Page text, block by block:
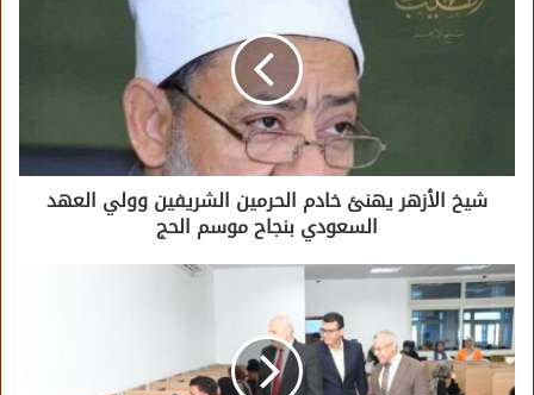
شيخ الأزهر يهنئ خادم الحرمين الشريفين وولي العهد
السعودي بنجاح موسم الحج